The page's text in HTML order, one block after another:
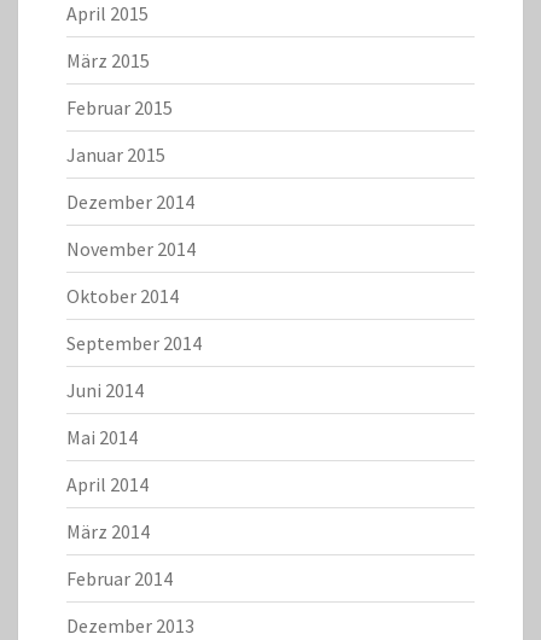
April 2015
März 2015
Februar 2015
Januar 2015
Dezember 2014
November 2014
Oktober 2014
September 2014
Juni 2014
Mai 2014
April 2014
März 2014
Februar 2014
Dezember 2013